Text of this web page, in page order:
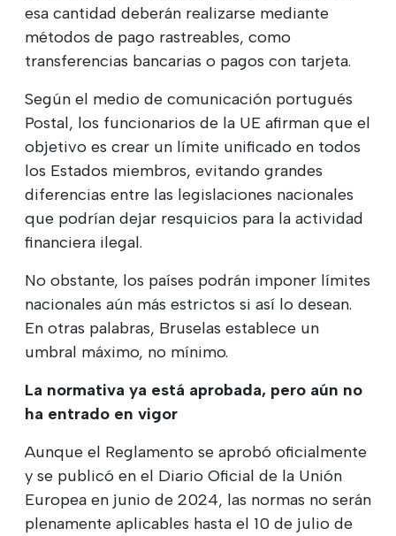
esa cantidad deberán realizarse mediante
métodos de pago rastreables, como
transferencias bancarias o pagos con tarjeta.
Según el medio de comunicación portugués
Postal, los funcionarios de la UE afirman que el
objetivo es crear un límite unificado en todos
los Estados miembros, evitando grandes
diferencias entre las legislaciones nacionales
que podrían dejar resquicios para la actividad
financiera ilegal.
No obstante, los países podrán imponer límites
nacionales aún más estrictos si así lo desean.
En otras palabras, Bruselas establece un
umbral máximo, no mínimo.
La normativa ya está aprobada, pero aún no
ha entrado en vigor
Aunque el Reglamento se aprobó oficialmente
y se publicó en el Diario Oficial de la Unión
Europea en junio de 2024, las normas no serán
plenamente aplicables hasta el 10 de julio de